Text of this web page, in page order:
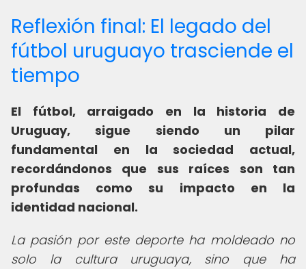
Reflexión final: El legado del
fútbol uruguayo trasciende el
tiempo
El fútbol, arraigado en la historia de
Uruguay, sigue siendo un pilar
fundamental en la sociedad actual,
recordándonos que sus raíces son tan
profundas como su impacto en la
identidad nacional.
La pasión por este deporte ha moldeado no
solo la cultura uruguaya, sino que ha